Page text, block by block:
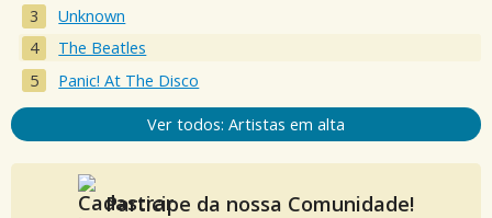
Unknown
The Beatles
Panic! At The Disco
Ver todos: Artistas em alta
Participe da nossa Comunidade!